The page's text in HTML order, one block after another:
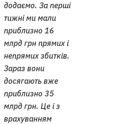
додаємо. За перші
тижні ми мали
приблизно 16
млрд грн прямих і
непрямих збитків.
Зараз вони
досягають вже
приблизно 35
млрд грн. Це і з
врахуванням